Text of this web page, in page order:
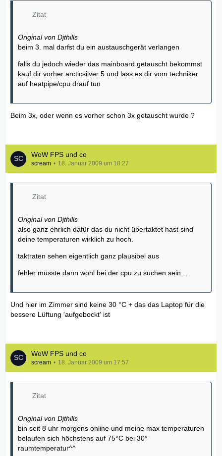
Zitat
Original von Djthills
beim 3. mal darfst du ein austauschgerät verlangen
falls du jedoch wieder das mainboard getauscht bekommst
kauf dir vorher arcticsilver 5 und lass es dir vom techniker
auf heatpipe/cpu drauf tun
Beim 3x, oder wenn es vorher schon 3x getauscht wurde ?
WoW FPS und co
scream 18. Januar 2009 um 18:27
Zitat
Original von Djthills
also ganz ehrlich dafür das du nicht übertaktet hast sind
deine temperaturen wirklich zu hoch.
taktraten sehen eigentlich ganz plausibel aus
fehler müsste dann wohl bei der cpu zu suchen sein....
Und hier im Zimmer sind keine 30 °C + das das Laptop für die
bessere Lüftung 'aufgebockt' ist
WoW FPS und co
scream 18. Januar 2009 um 17:57
Zitat
Original von Djthills
bin seit 8 uhr morgens online und meine max temperaturen
belaufen sich höchstens auf 75°C bei 30°
raumtemperatur^^